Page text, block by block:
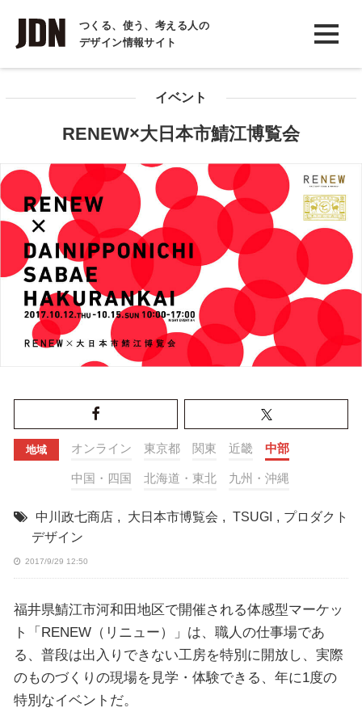
つくる、使う、考える人の
デザイン情報サイト
INTERVIEW
インタビュー
コラム
イベント
RENEW×大日本市鯖江博覧会
地域 オンライン 東京都 関東 近畿 中部
中国・四国 北海道・東北 九州・沖縄
中川政七商店 , 大日本市博覧会 , TSUGI , プロダクト
デザイン
2017/9/29 12:50
福井県鯖江市河和田地区で開催される体感型マーケッ
ト「RENEW（リニュー）」は、職人の仕事場であ
る、普段は出入りできない工房を特別に開放し、実際
のものづくりの現場を見学・体験できる、年に1度の
特別なイベントだ。